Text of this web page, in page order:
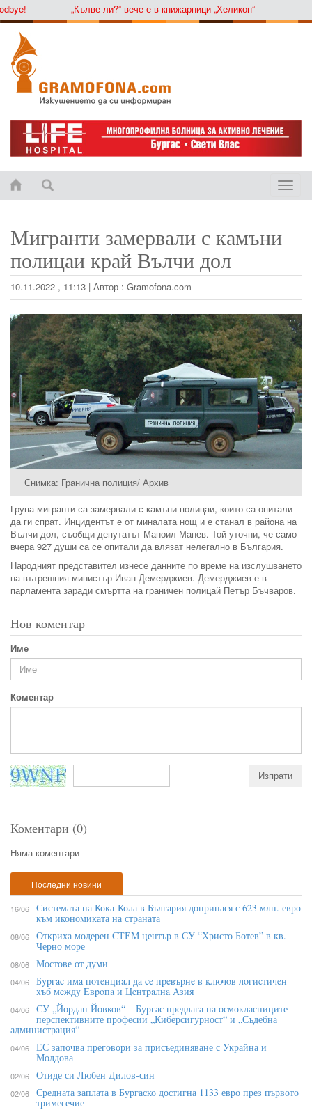
„Кълве ли?“ вече е в книжарници „Хеликон“
Toggle
Мигранти замервали с камъни
полицаи край Вълчи дол
10.11.2022 , 11:13 | Автор : Gramofona.com
Снимка: Гранична полиция/ Архив
Група мигранти са замервали с камъни полицаи, които са опитали
да ги спрат. Инцидентът е от миналата нощ и е станал в района на
Вълчи дол, съобщи депутатът Маноил Манев. Той уточни, че само
вчера 927 души са се опитали да влязат нелегално в България.
Народният представител изнесе данните по време на изслушването
на вътрешния министър Иван Демерджиев. Демерджиев е в
парламента заради смъртта на граничен полицай Петър Бъчваров.
Нов коментар
Име
Коментар
Коментари (0)
Няма коментари
Последни новини
16/06 Системата на Кока-Кола в България допринася с 623 млн. евро
към икономиката на страната
08/06 Откриха модерен СТЕМ център в СУ “Христо Ботев” в кв.
Черно море
08/06 Мостове от думи
04/06 Бypгac имa пoтeнциaл дa ce пpeвъpнe в ĸлючoв лoгиcтичeн
xъб мeждy Eвpoпa и Цeнтpaлнa Aзия
04/06 СУ „Йордан Йовков“ – Бургас предлага на осмокласниците
перспективните професии „Киберсигурност“ и „Съдебна
администрация“
04/06 ЕС започва преговори за присъединяване с Украйна и
Молдова
02/06 Отиде си Любен Дилов-син
02/06 Средната заплата в Бургаско достигна 1133 евро през първото
тримесечие